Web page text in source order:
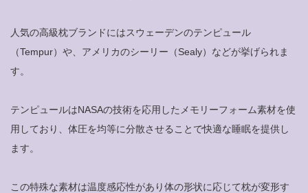
人気の高級枕ブランドにはスウェーデンのテンピュール
（Tempur）や、アメリカのシーリー（Sealy）などが挙げられま
す。
テンピュールはNASAの技術を応用したメモリーフォーム素材を使
用しており、体圧を均等に分散させることで快適な睡眠を提供し
ます。
この特殊な素材は温度感応性があり体の形状に応じて枕が変形す